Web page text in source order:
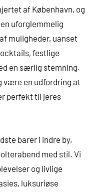
af København, og
uforglemmelig
muligheder, uanset
festlige
en særlig stemning.
være en udfordring at
perfekt til jeres
barer i indre by,
med stil. Vi
og livlige
luksuriøse